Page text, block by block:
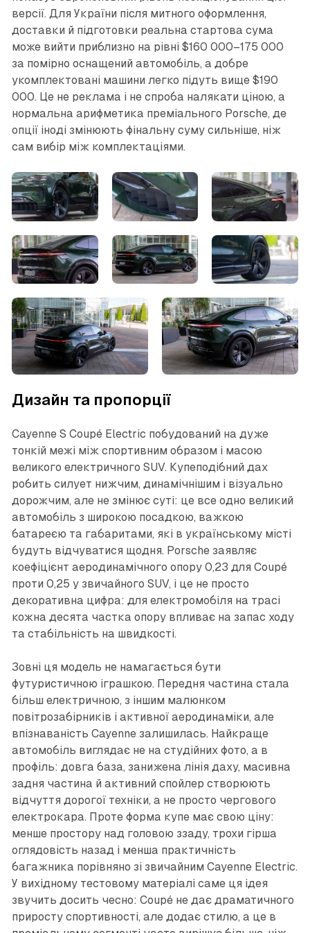
версії. Для України після митного оформлення,
доставки й підготовки реальна стартова сума
може вийти приблизно на рівні $160 000–175 000
за помірно оснащений автомобіль, а добре
укомплектовані машини легко підуть вище $190
000. Це не реклама і не спроба налякати ціною, а
нормальна арифметика преміального Porsche, де
опції іноді змінюють фінальну суму сильніше, ніж
сам вибір між комплектаціями.
Дизайн та пропорції
Cayenne S Coupé Electric побудований на дуже
тонкій межі між спортивним образом і масою
великого електричного SUV. Купеподібний дах
робить силует нижчим, динамічнішим і візуально
дорожчим, але не змінює суті: це все одно великий
автомобіль з широкою посадкою, важкою
батареєю та габаритами, які в українському місті
будуть відчуватися щодня. Porsche заявляє
коефіцієнт аеродинамічного опору 0,23 для Coupé
проти 0,25 у звичайного SUV, і це не просто
декоративна цифра: для електромобіля на трасі
кожна десята частка опору впливає на запас ходу
та стабільність на швидкості.
Зовні ця модель не намагається бути
футуристичною іграшкою. Передня частина стала
більш електричною, з іншим малюнком
повітрозабірників і активної аеродинаміки, але
впізнаваність Cayenne залишилась. Найкраще
автомобіль виглядає не на студійних фото, а в
профіль: довга база, занижена лінія даху, масивна
задня частина й активний спойлер створюють
відчуття дорогої техніки, а не просто чергового
електрокара. Проте форма купе має свою ціну:
менше простору над головою ззаду, трохи гірша
оглядовість назад і менша практичність
багажника порівняно зі звичайним Cayenne Electric.
У вихідному тестовому матеріалі саме ця ідея
звучить досить чесно: Coupé не дає драматичного
приросту спортивності, але додає стилю, а це в